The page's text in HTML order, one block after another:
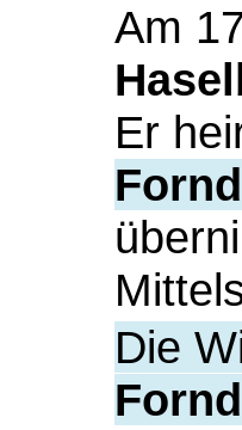
Am
Er
Die